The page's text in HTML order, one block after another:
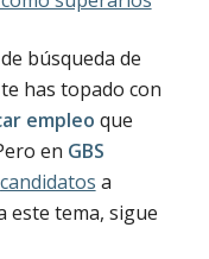
búsqueda de
has topado con
empleo que
en GBS
candidatos a
este tema, sigue